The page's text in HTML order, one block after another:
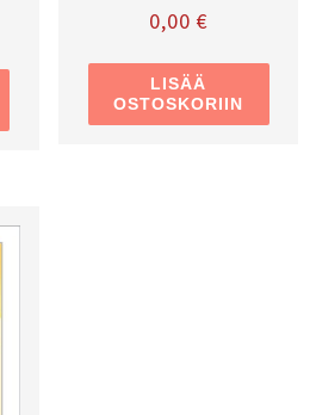
0,00 €
LISÄÄ
OSTOSKORIIN